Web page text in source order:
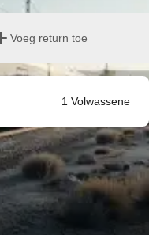
Voeg return toe
1 Volwassene